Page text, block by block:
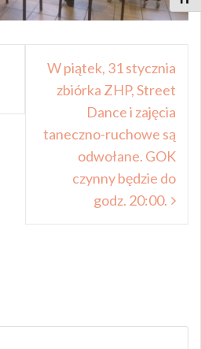
W piątek, 31 stycznia
zbiórka ZHP, Street
Dance i zajęcia
taneczno-ruchowe są
odwołane. GOK
czynny będzie do
godz. 20:00.